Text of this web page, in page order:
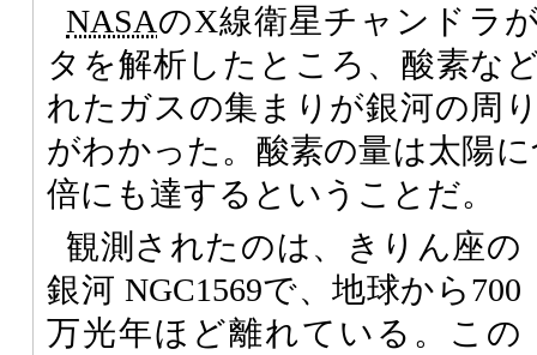
NASAのX線衛星チャンドラ
タを解析したところ、酸素な
れたガスの集まりが銀河の周
がわかった。酸素の量は太陽
倍にも達するということだ。
観測されたのは、きりん座の
銀河 NGC1569で、地球から700
万光年ほど離れている。この